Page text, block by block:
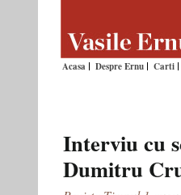
Acasa Despre Ernu Carti
Interviu cu
Dumitru